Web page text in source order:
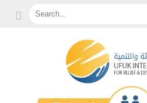
Search...